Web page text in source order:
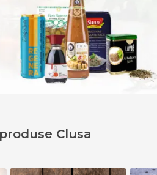
Clusa